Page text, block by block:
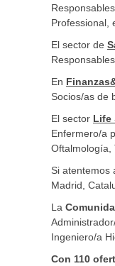
Professional,
El sector de
En
Socios/as de
El sector Life
Enfermero/a
Oftalmología,
Si atentemos
Madrid,
La
Ingeniero/a
Con 110